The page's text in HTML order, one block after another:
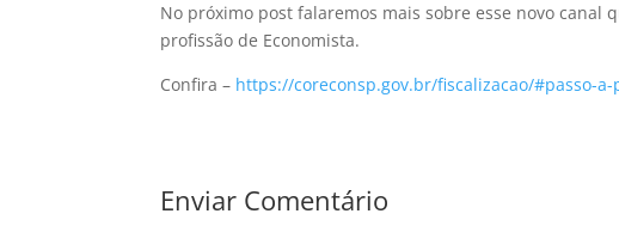
No próximo post falaremos mais sobre esse novo canal
profissão de Economista.
Confira – https://coreconsp.gov.br/fiscalizacao/#passo-
Enviar Comentário